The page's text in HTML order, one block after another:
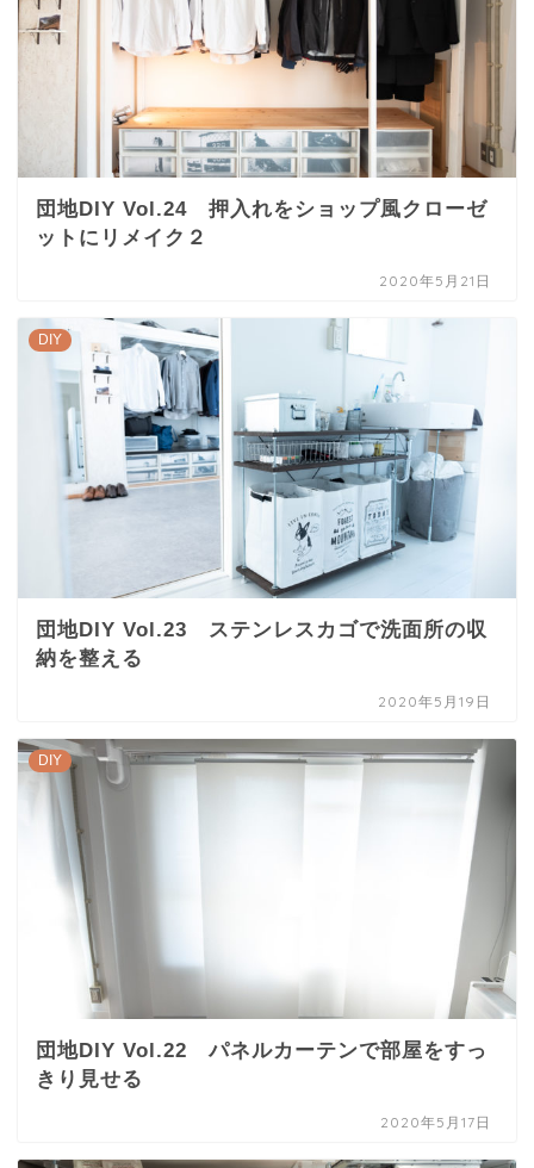
団地DIY Vol.24 押入れをショップ風クローゼ
ットにリメイク２
2020年5月21日
DIY
団地DIY Vol.23 ステンレスカゴで洗面所の収
納を整える
2020年5月19日
DIY
団地DIY Vol.22 パネルカーテンで部屋をすっ
きり見せる
2020年5月17日